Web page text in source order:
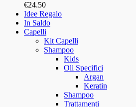
€24.50
Idee Regalo
In Saldo
Capelli
Kit Capelli
Shampoo
Kids
Oli Specifici
Argan
Keratin
Shampoo
Trattamenti